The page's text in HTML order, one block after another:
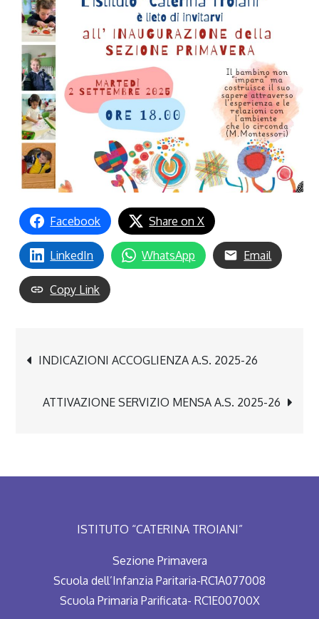
Facebook Share on X
LinkedIn WhatsApp Email
Copy Link
Navigazione
articoli
INDICAZIONI ACCOGLIENZA A.S. 2025-26
ATTIVAZIONE SERVIZIO MENSA A.S. 2025-26
ISTITUTO “CATERINA TROIANI”
Sezione Primavera
Scuola dell’Infanzia Paritaria-RC1A077008
Scuola Primaria Parificata- RC1E00700X